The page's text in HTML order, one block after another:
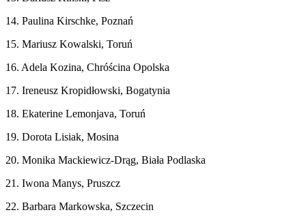
14. Paulina Kirschke, Poznań
15. Mariusz Kowalski, Toruń
16. Adela Kozina, Chróścina Opolska
17. Ireneusz Kropidłowski, Bogatynia
18. Ekaterine Lemonjava, Toruń
19. Dorota Lisiak, Mosina
20. Monika Mackiewicz-Drąg, Biała Podlaska
21. Iwona Manys, Pruszcz
22. Barbara Markowska, Szczecin